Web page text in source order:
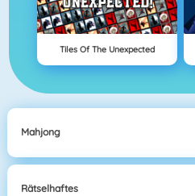
Tiles Of The Unexpected
Mahjong
Rätselhaftes